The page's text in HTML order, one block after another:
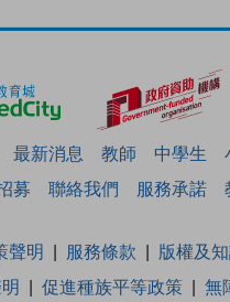
最新消息 教師 中學生
募
聯絡我們 服務承諾
聲明 服務條款
版權及
促進種族平等政策 無